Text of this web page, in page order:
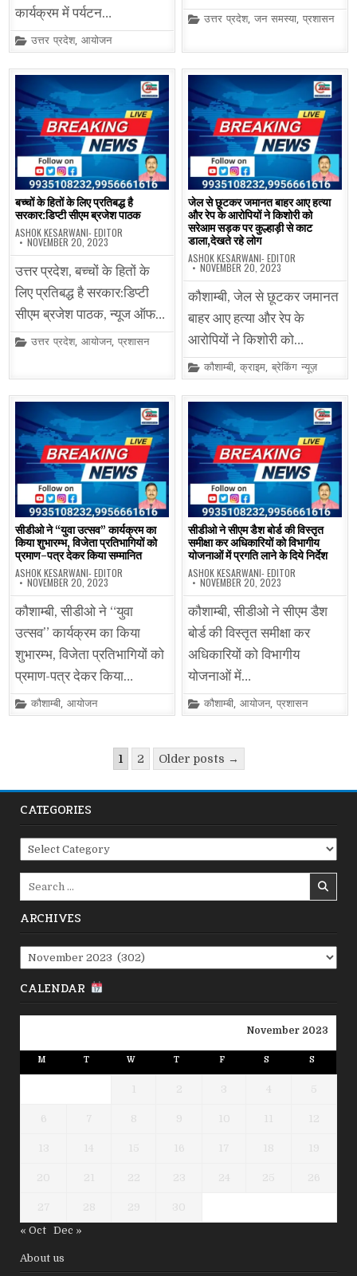
कार्यक्रम में पर्यटन…
Posted
in
उत्तर प्रदेश,आयोजन
Posted
उत्तर प्रदेश,जन समस्या,प्रशासन
बच्चों के हितों के लिए प्रतिबद्ध है
सरकार:डिप्टी सीएम ब्रजेश पाठक
ASHOK KESARWANI- EDITOR
NOVEMBER 20, 2023
उत्तर प्रदेश, बच्चों के हितों के
लिए प्रतिबद्ध है सरकार:डिप्टी
सीएम ब्रजेश पाठक, न्यूज ऑफ…
Posted
उत्तर प्रदेश,आयोजन,प्रशासन
जेल से छूटकर जमानत बाहर आए हत्या
और रेप के आरोपियों ने किशोरी को
सरेआम सड़क पर कुल्हाड़ी से काट
डाला,देखते रहे लोग
ASHOK KESARWANI- EDITOR
NOVEMBER 20, 2023
कौशाम्बी, जेल से छूटकर जमानत
बाहर आए हत्या और रेप के
आरोपियों ने किशोरी को…
Posted
in
कौशाम्बी,क्राइम,ब्रेकिंग न्यूज़
सीडीओ ने “युवा उत्सव” कार्यक्रम का
किया शुभारम्भ, विजेता प्रतिभागियों को
प्रमाण-पत्र देकर किया सम्मानित
ASHOK KESARWANI- EDITOR
NOVEMBER 20, 2023
कौशाम्बी, सीडीओ ने “युवा
उत्सव” कार्यक्रम का किया
शुभारम्भ, विजेता प्रतिभागियों को
प्रमाण-पत्र देकर किया…
Posted
in
कौशाम्बी,आयोजन
सीडीओ ने सीएम डैश बोर्ड की विस्तृत
समीक्षा कर अधिकारियों को विभागीय
योजनाओं में प्रगति लाने के दिये निर्देश
ASHOK KESARWANI- EDITOR
NOVEMBER 20, 2023
कौशाम्बी, सीडीओ ने सीएम डैश
बोर्ड की विस्तृत समीक्षा कर
अधिकारियों को विभागीय
योजनाओं में…
Posted
in
कौशाम्बी,आयोजन,प्रशासन
pagination
1 2 Older posts →
CATEGORIES
Categories
ARCHIVES
Archives
CALENDAR
November 2023
M T W T F S S
1 2 3 4 5
6 7 8 9 10 11 12
13 14 15 16 17 18 19
20 21 22 23 24 25 26
27 28 29
30
« Oct
Dec »
About us